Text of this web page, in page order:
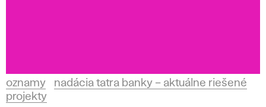
oznamy
nadácia tatra banky – aktuálne riešené
projekty